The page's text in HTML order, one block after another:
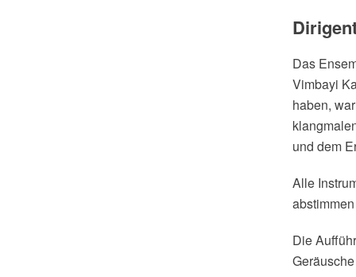
Das
Vimbayi
haben,
und dem
Alle
Die